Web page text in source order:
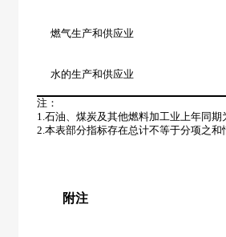
燃气生产和供应业
水的生产和供应业
注：
1.石油、煤炭及其他燃料加工业上年同期
2.本表部分指标存在总计不等于分项之
附注